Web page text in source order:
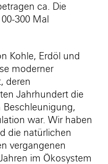
ca. Die
300 Mal
Kohle, Erdöl und
moderner
deren
Jahrhundert die
Beschleunigung,
war. Wir haben
die natürlichen
vergangenen
im Ökosystem